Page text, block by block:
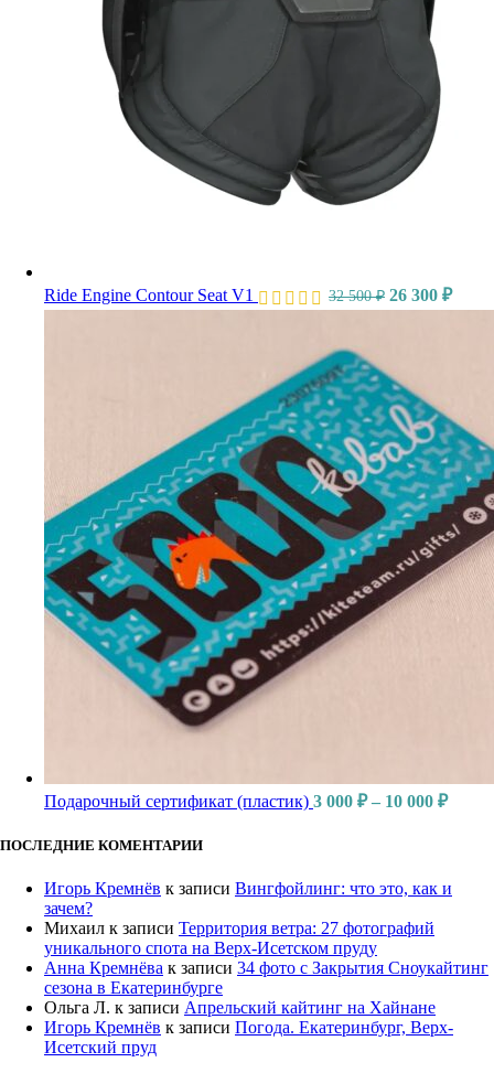
Ride Engine Contour Seat V1 32 500₽ 26 300 ₽
Подарочный сертификат (пластик) 3 000 ₽ – 10 000 ₽
ПОСЛЕДНИЕ КОМЕНТАРИИ
Игорь Кремнёв к записи Вингфойлинг: что это, как и
зачем?
Михаил к записи Территория ветра: 27 фотографий
уникального спота на Верх-Исетском пруду
Анна Кремнёва к записи 34 фото с Закрытия Сноукайтинг
сезона в Екатеринбурге
Ольга Л. к записи Апрельский кайтинг на Хайнане
Игорь Кремнёв к записи Погода. Екатеринбург, Верх-
Исетский пруд